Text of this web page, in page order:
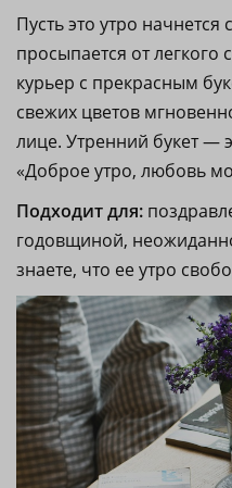
Пусть это утро
просыпается от легкого
курьер с прекрасным
свежих цветов
лице. Утренний букет —
«Доброе утро, любовь
Подходит для:
годовщиной,
знаете, что ее утро